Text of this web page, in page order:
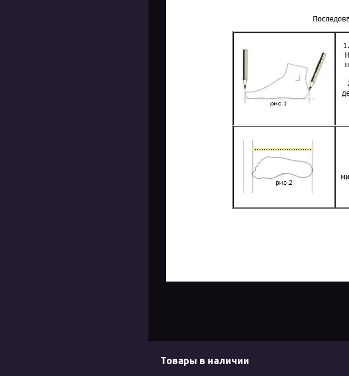
Товары в наличии